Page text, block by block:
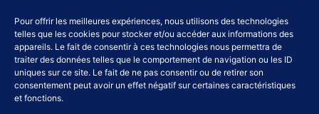
Pour offrir les meilleures expériences, nous utilisons des technologies
telles que les cookies pour stocker et/ou accéder aux informations des
appareils. Le fait de consentir à ces technologies nous permettra de
traiter des données telles que le comportement de navigation ou les ID
uniques sur ce site. Le fait de ne pas consentir ou de retirer son
consentement peut avoir un effet négatif sur certaines caractéristiques
et fonctions.
02 46 46 98 98
accueil@tap-patrimoine.fr